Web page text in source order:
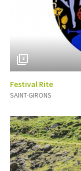
2
Festival Rite
SAINT-GIRONS